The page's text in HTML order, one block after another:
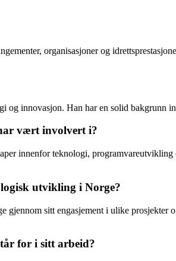
organisasjoner og
innovasjon. Han har en solid bakgrunn
vært involvert i?
innenfor teknologi,
utvikling i Norge?
sitt engasjement i ulike prosjekter
for i sitt arbeid?